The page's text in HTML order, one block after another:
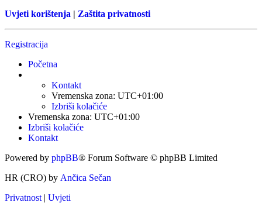
Uvjeti korištenja | Zaštita privatnosti
Registracija
Početna
Kontakt
Vremenska zona: UTC+01:00
Izbriši kolačiće
Vremenska zona: UTC+01:00
Izbriši kolačiće
Kontakt
Powered by phpBB® Forum Software © phpBB Limited
HR (CRO) by Ančica Sečan
Privatnost | Uvjeti